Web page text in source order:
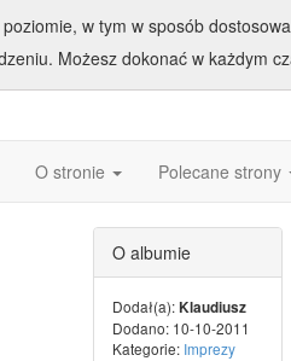
O stronie Polecane strony
O albumie
Dodał(a):Klaudiusz
Dodano: 10-10-2011
Kategorie: Imprezy
w tym w sposób
Możesz dokonać w każdym